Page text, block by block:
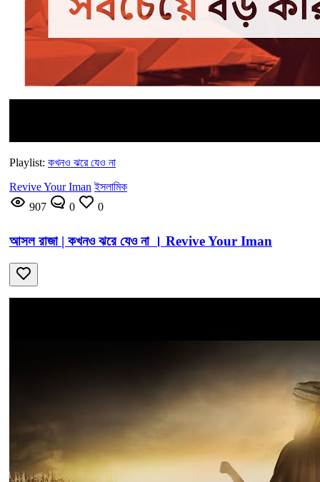
Playlist: কখনও ঝরে যেও না
Revive Your Iman ইসলামিক
907
0 0
আসল রাজা | কখনও ঝরে যেও না । Revive Your Iman